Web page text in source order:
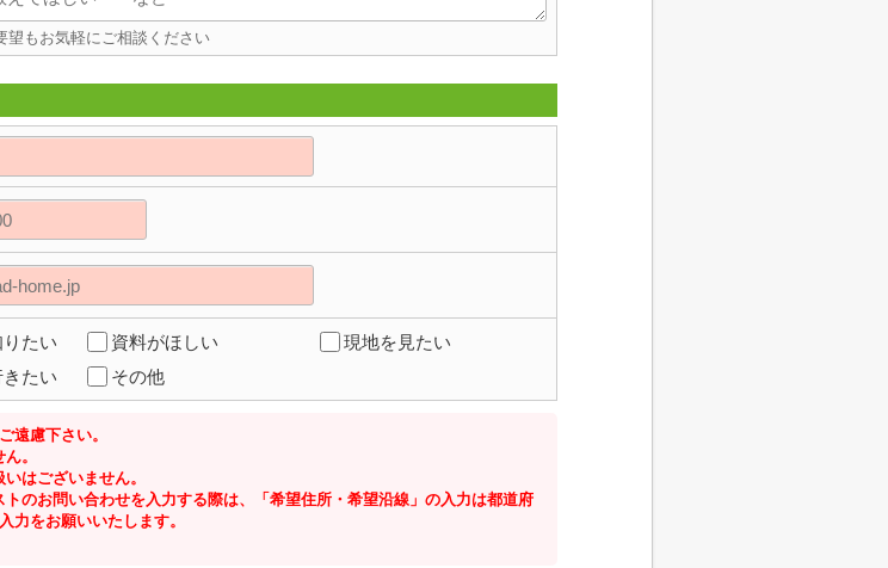
もお気軽にご相談ください
たい 資料がほしい
現地を見たい
たい
その他
遠慮下さい。
。
はございません。
のお問い合わせを入力する際は、「希望住所・希望沿線」の入力は都道府
力をお願いいたします。